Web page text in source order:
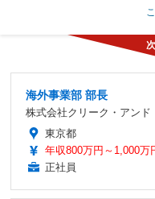
海外事業部 部長
株式会社クリーク・アンド
東京都
年収800万円～1,000万
正社員